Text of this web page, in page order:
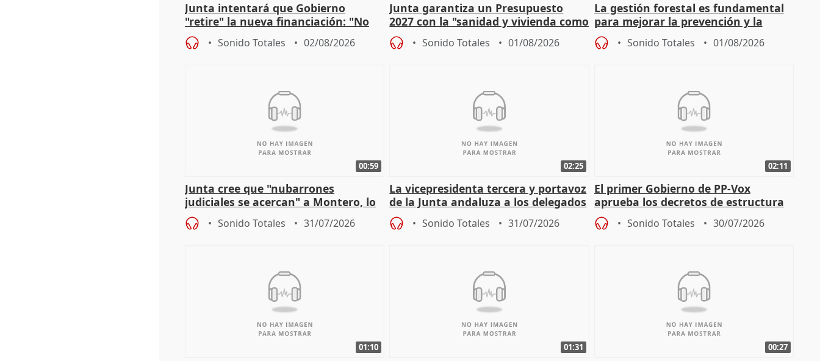
Junta intentará que Gobierno
"retire" la nueva financiación: "No
puede ser saqueo a las arcas"
Sonido Totales 02/08/2026
Junta garantiza un Presupuesto
2027 con la "sanidad y vivienda como
prioridades"
Sonido Totales 01/08/2026
La gestión forestal es fundamental
para mejorar la prevención y la
actuación frente a incendios
Sonido Totales 01/08/2026
00:59
Junta cree que "nubarrones
judiciales se acercan" a Montero, lo
que la lleva a estar en el "ruido pe
Sonido Totales 31/07/2026
02:25
La vicepresidenta tercera y portavoz
de la Junta andaluza a los delegados
territoriales en Málaga
Sonido Totales 31/07/2026
02:11
El primer Gobierno de PP-Vox
aprueba los decretos de estructura
de sus consejerías
Sonido Totales 30/07/2026
01:10 01:31 00:27